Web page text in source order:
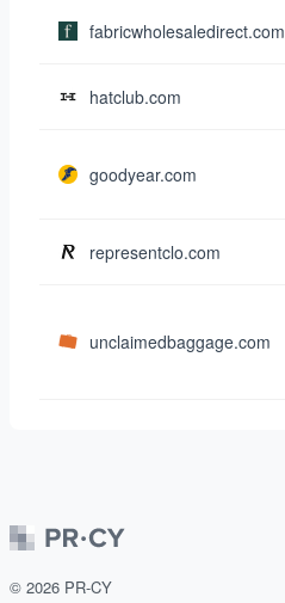
fabricwholesaledirect.com
hatclub.com
goodyear.com
representclo.com
unclaimedbaggage.com
© 2026 PR-CY